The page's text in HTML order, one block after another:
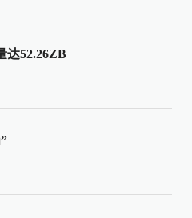
达52.26ZB